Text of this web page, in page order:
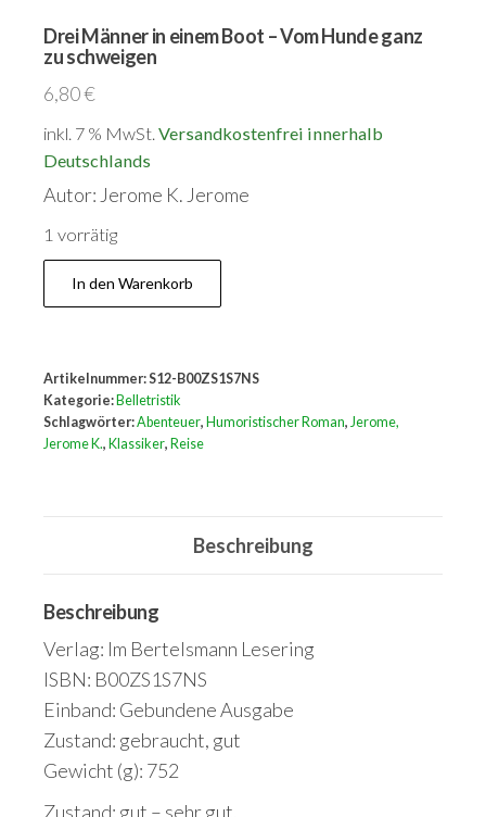
Drei Männer in einem Boot – Vom Hunde ganz
zu schweigen
6,80€
inkl. 7 % MwSt. Versandkostenfrei innerhalb
Deutschlands
Autor: Jerome K. Jerome
1 vorrätig
Drei
Männer
Boot
-
Vom
Menge
In den Warenkorb
Artikelnummer:S12-B00ZS1S7NS
Kategorie: Belletristik
Schlagwörter:Abenteuer, Humoristischer Roman, Jerome,
Jerome K., Klassiker, Reise
Beschreibung
Beschreibung
Verlag: Im Bertelsmann Lesering
ISBN: B00ZS1S7NS
Einband: Gebundene Ausgabe
Zustand: gebraucht, gut
Gewicht (g): 752
Zustand: gut – sehr gut.